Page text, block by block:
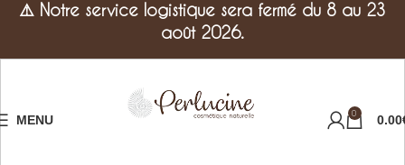
MENU 0 0.00
⚠️ Notre service logistique sera fermé du 8 au 23
août 2026.